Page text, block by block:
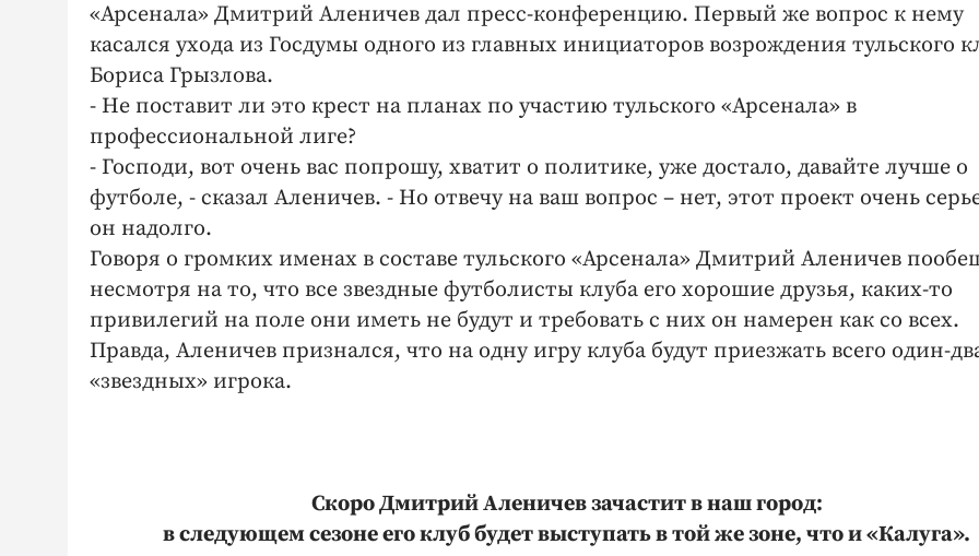
«Арсенала» Дмитрий Аленичев дал пресс-конференцию. Первый же вопрос к нему
касался ухода из Госдумы одного из главных инициаторов возрождения тульского
Бориса Грызлова.
- Не поставит ли это крест на планах по участию тульского «Арсенала» в
профессиональной лиге?
- Господи, вот очень вас попрошу, хватит о политике, уже достало, давайте лучше о
футболе, - сказал Аленичев. - Но отвечу на ваш вопрос – нет, этот проект очень
он надолго.
Говоря о громких именах в составе тульского «Арсенала» Дмитрий Аленичев
несмотря на то, что все звездные футболисты клуба его хорошие друзья, каких-то
привилегий на поле они иметь не будут и требовать с них он намерен как со всех.
Правда, Аленичев признался, что на одну игру клуба будут приезжать всего один-
«звездных» игрока.
Скоро Дмитрий Аленичев зачастит в наш город:
в следующем сезоне его клуб будет выступать в той же зоне, что и «Калуга».